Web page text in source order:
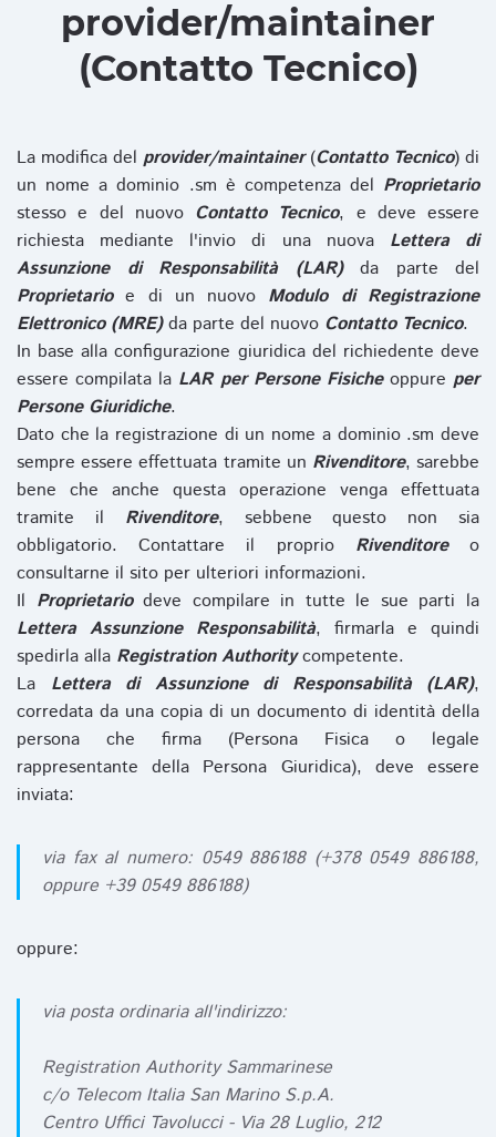
provider/maintainer
(Contatto Tecnico)
La modifica del provider/maintainer(Contatto Tecnico) di
un nome a dominio .sm è competenza del Proprietario
stesso e del nuovo Contatto Tecnico, e deve essere
richiesta mediante l'invio di una nuova Lettera di
Assunzione di Responsabilità (LAR)da parte del
Proprietarioe di un nuovo Modulo di Registrazione
Elettronico (MRE)da parte del nuovo Contatto Tecnico.
In base alla configurazione giuridica del richiedente deve
essere compilata la LAR per Persone Fisicheoppure per
Persone Giuridiche.
Dato che la registrazione di un nome a dominio .sm deve
sempre essere effettuata tramite un Rivenditore, sarebbe
bene che anche questa operazione venga effettuata
tramite il Rivenditore, sebbene questo non sia
obbligatorio. Contattare il proprio Rivenditoreo
consultarne il sito per ulteriori informazioni.
Il Proprietariodeve compilare in tutte le sue parti la
Lettera Assunzione Responsabilità, firmarla e quindi
spedirla alla Registration Authoritycompetente.
La Lettera di Assunzione di Responsabilità (LAR),
corredata da una copia di un documento di identità della
persona che firma (Persona Fisica o legale
rappresentante della Persona Giuridica), deve essere
inviata:
via fax al numero: 0549 886188 (+378 0549 886188,
oppure +39 0549 886188)
oppure:
via posta ordinaria all'indirizzo:
Registration Authority Sammarinese
c/o Telecom Italia San Marino S.p.A.
Centro Uffici Tavolucci - Via 28 Luglio, 212